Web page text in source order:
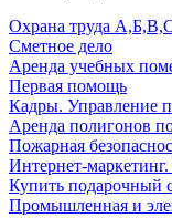
Охрана труда
Сметное дело
Аренда учебных
Первая помощь
Кадры. Управление
Аренда полигонов
Пожарная
Интернет-
Купить подарочный
Промышленная и